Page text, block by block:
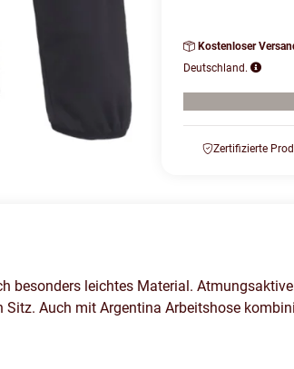
Kostenloser
Deutschland.
Zertifizierte
besonders leichtes Material.
Auch mit Argentina Arbeitshose